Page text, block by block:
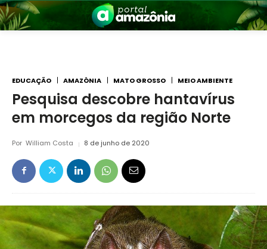
Amazônia
EDUCAÇÃO AMAZÔNIA MATO GROSSO MEIO AMBIENTE
Pesquisa descobre hantavírus
em morcegos da região Norte
Por William Costa 8 de junho de 2020